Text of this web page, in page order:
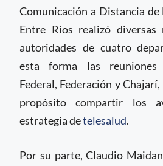
Comunicación a Distancia
Entre Ríos realizó diversas
autoridades de cuatro
esta forma las reuniones
Federal, Federación y
propósito compartir los
estrategia detelesalud.
Por su parte, Claudio